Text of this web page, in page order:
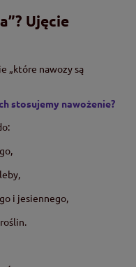
Ujęcie
„które nawozy są
stosujemy nawożenie?
i jesiennego,